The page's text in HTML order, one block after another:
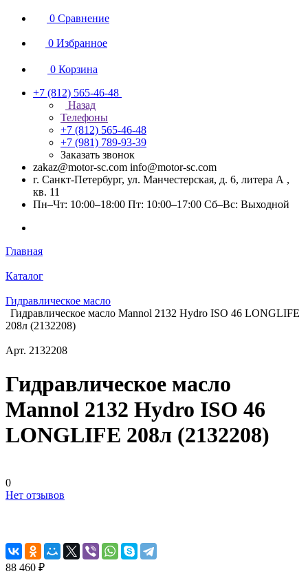
0 Сравнение
0 Избранное
0 Корзина
+7 (812) 565-46-48
Назад
Телефоны
+7 (812) 565-46-48
+7 (981) 789-93-39
Заказать звонок
zakaz@motor-sc.com info@motor-sc.com
г. Санкт-Петербург, ул. Манчестерская, д. 6, литера А ,
кв. 11
Пн–Чт: 10:00–18:00 Пт: 10:00–17:00 Сб–Вс: Выходной
Главная
Каталог
Гидравлическое масло
Гидравлическое масло Mannol 2132 Hydro ISO 46 LONGLIFE
208л (2132208)
Арт. 2132208
Гидравлическое масло
Mannol 2132 Hydro ISO 46
LONGLIFE 208л (2132208)
0
Нет отзывов
88 460 ₽